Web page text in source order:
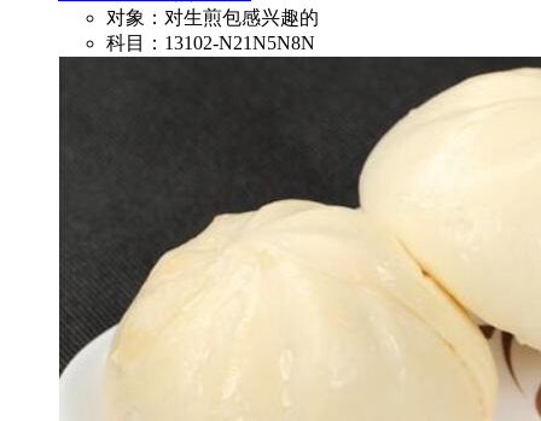
对象：对生煎包感兴趣的
科目：13102-N21N5N8N